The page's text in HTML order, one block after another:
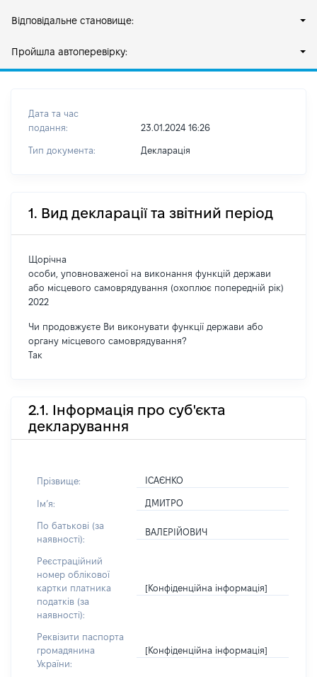
Відповідальне становище:
Пройшла автоперевірку:
Дата та час
подання:
23.01.2024 16:26
Тип документа: Декларація
1. Вид декларації та звітний період
Щорічна
особи, уповноваженої на виконання функцій держави
або місцевого самоврядування (охоплює попередній рік)
2022
Чи продовжуєте Ви виконувати функції держави або
органу місцевого самоврядування?
Так
2.1. Інформація про суб'єкта
декларування
Прізвище: ІСАЄНКО
Імʼя: ДМИТРО
По батькові (за
наявності):
ВАЛЕРІЙОВИЧ
Реєстраційний
номер облікової
картки платника
податків (за
наявності):
[Конфіденційна інформація]
Реквізити паспорта
громадянина
України:
[Конфіденційна інформація]